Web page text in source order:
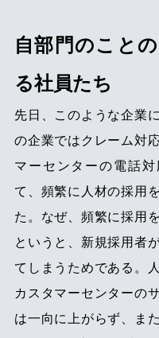
自部門のこと
る社員たち
先日、このような企業
の企業ではクレーム対
マーセンターの電話
て、頻繁に人材の採用
た。なぜ、頻繁に採用
というと、新規採用者
てしまうためである。
カスタマーセンターの
は一向に上がらず、ま